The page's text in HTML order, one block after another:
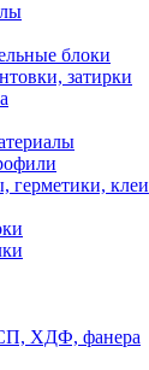
блоки
затирки
клеи
ХДФ, фанера